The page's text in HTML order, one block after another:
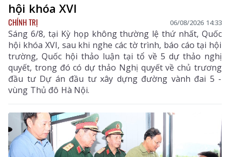
hội khóa XVI
CHÍNH TRỊ 06/08/2026 14:33
Sáng 6/8, tại Kỳ họp không thường lệ thứ nhất, Quốc
hội khóa XVI, sau khi nghe các tờ trình, báo cáo tại hội
trường, Quốc hội thảo luận tại tổ về 5 dự thảo nghị
quyết, trong đó có dự thảo Nghị quyết về chủ trương
đầu tư Dự án đầu tư xây dựng đường vành đai 5 -
vùng Thủ đô Hà Nội.